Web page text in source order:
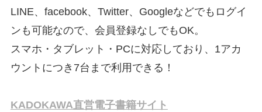
LINE、facebook、Twitter、Googleなどでもログイ
ンも可能なので、会員登録なしでもOK。
スマホ・タブレット・PCに対応しており、1アカ
ウントにつき7台まで利用できる！
KADOKAWA直営電子書籍サイト